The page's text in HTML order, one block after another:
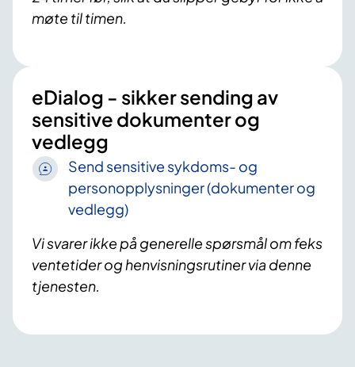
møte til timen.
eDialog - sikker sending av
sensitive dokumenter og
vedlegg
Send sensitive sykdoms- og
personopplysninger (dokumenter og
vedlegg)
Vi svarer ikke på generelle spørsmål om feks
ventetider og henvisningsrutiner via denne
tjenesten.